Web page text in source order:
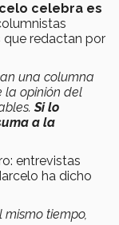
celebra es
redactan por
una columna
la opinión del
Si lo
a la
entrevistas
ha dicho
mismo tiempo,